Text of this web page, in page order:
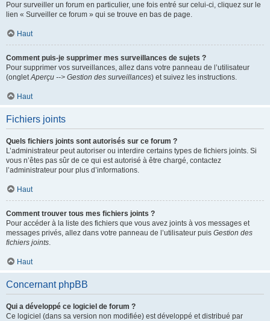
Pour surveiller un forum en particulier, une fois entré sur celui-ci, cliquez sur le
lien « Surveiller ce forum » qui se trouve en bas de page.
Haut
Comment puis-je supprimer mes surveillances de sujets ?
Pour supprimer vos surveillances, allez dans votre panneau de l’utilisateur
(ongletAperçu --> Gestion des surveillances) et suivez les instructions.
Haut
Fichiers joints
Quels fichiers joints sont autorisés sur ce forum ?
L’administrateur peut autoriser ou interdire certains types de fichiers joints. Si
vous n’êtes pas sûr de ce qui est autorisé à être chargé, contactez
l’administrateur pour plus d’informations.
Haut
Comment trouver tous mes fichiers joints ?
Pour accéder à la liste des fichiers que vous avez joints à vos messages et
messages privés, allez dans votre panneau de l’utilisateur puis Gestion des
fichiers joints.
Haut
Concernant phpBB
Qui a développé ce logiciel de forum ?
Ce logiciel (dans sa version non modifiée) est développé et distribué par